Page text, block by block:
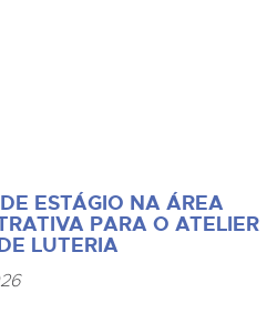
ESTÁGIO NA ÁREA
PARA O ATELIER
LUTERIA